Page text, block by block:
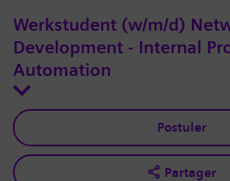
Werkstudent (w/m/d)
Development - Internal
Automation
Postuler
Partager